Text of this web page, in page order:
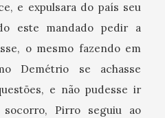
e expulsara do país seu
este mandado pedir a
o mesmo fazendo em
Demétrio se achasse
e não pudesse ir
Pirro seguiu ao